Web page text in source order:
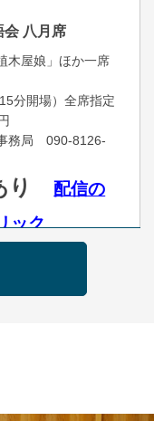
会 八月席
木屋娘」ほか一席
分開場）全席指定
務局 090-8126-
り配信の
ック